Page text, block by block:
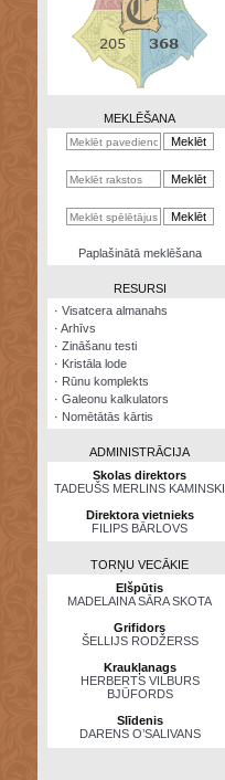
kalkulators
MEKLĒŠANA
Paplašinātā meklēšana
RESURSI
· Visatcera almanahs
· Arhīvs
· Zināšanu testi
· Kristāla lode
· Rūnu komplekts
· Galeonu kalkulators
· Nomētātās kārtis
ADMINISTRĀCIJA
Skolas direktors
TADEUŠS MERLINS KAMINSKI
Direktora vietnieks
FILIPS BĀRLOVS
TORŅU VECĀKIE
Elšpūtis
MADELAINA SĀRA SKOTA
Grifidors
ŠELLIJS RODŽERSS
Kraukļanags
HERBERTS VILBURS
BJŪFORDS
Slīdenis
DARENS O’SALIVANS